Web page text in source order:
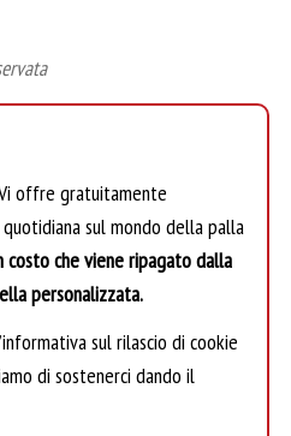
offre gratuitamente
sul mondo della palla
costo che viene ripagato dalla
personalizzata.
sul rilascio di cookie
di sostenerci dando il